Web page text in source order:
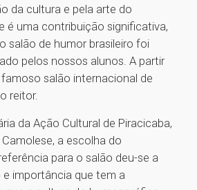
da cultura e pela arte do
é uma contribuição significativa,
salão de humor brasileiro foi
pelos nossos alunos. A partir
salão internacional de
reitor.
da Ação Cultural de Piracicaba,
a escolha do
para o salão deu-se a
e importância que tem a